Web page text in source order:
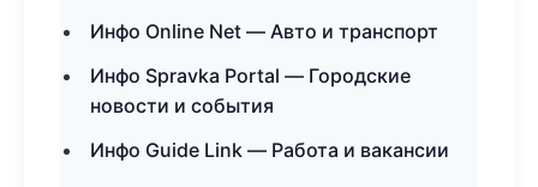
Инфо Online Net — Авто и транспорт
Инфо Spravka Portal — Городские
новости и события
Инфо Guide Link — Работа и вакансии